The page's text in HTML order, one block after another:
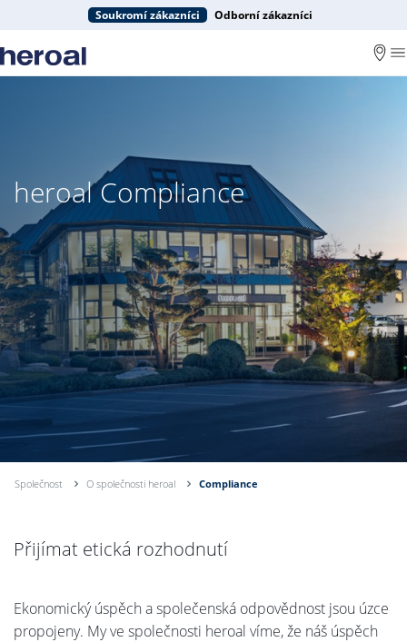
Soukromí zákazníci Odborní zákazníci
heroal Compliance
Společnost O společnosti heroal Compliance
Přijímat etická rozhodnutí
Ekonomický úspěch a společenská odpovědnost jsou úzce
propojeny. My ve společnosti heroal víme, že náš úspěch